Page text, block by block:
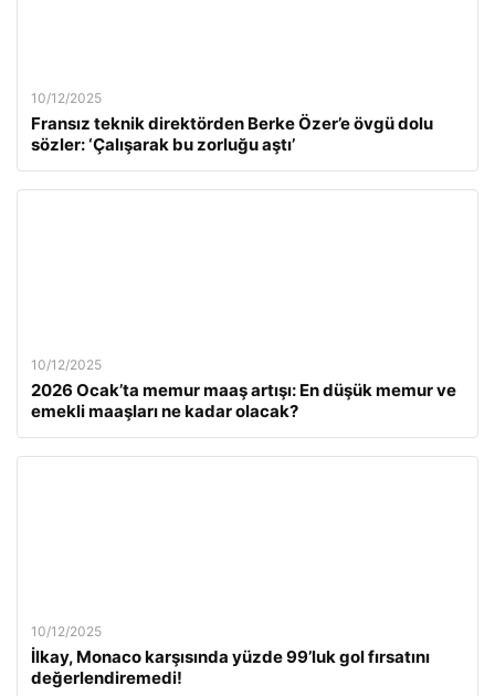
10/12/2025
Fransız teknik direktörden Berke Özer’e övgü dolu
sözler: ‘Çalışarak bu zorluğu aştı’
10/12/2025
2026 Ocak’ta memur maaş artışı: En düşük memur ve
emekli maaşları ne kadar olacak?
10/12/2025
İlkay, Monaco karşısında yüzde 99’luk gol fırsatını
değerlendiremedi!